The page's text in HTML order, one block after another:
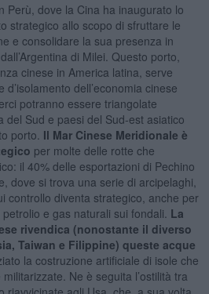
Perù, dove la Cina ha inaugurato lo
strategico allo scopo di sfruttare le
e consolidare la sua presenza in
di Milei. Questo porto,
cinese in America latina, serve
dell’economia cinese
potranno essere triangolate
del Sud e paesi del Sud-est asiatico
porto. Il Mar Cinese Meridionale è
per molte delle rotte che
il 40% delle esportazioni di Pechino
dove si trova una serie di arcipelaghi,
controllo diventa strategico, anche per
e gas naturali sui fondali. La
rivendica (nonostante il diverso
Taiwan e Filippine) queste acque
la costruzione artificiale di isole che
Ne è seguita l’ostilità tra